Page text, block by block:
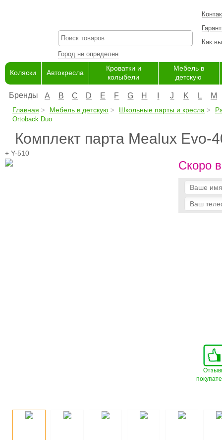
Город не определен
Как
Коляски Автокресла
Кроватки и
колыбели
Мебель в
детскую
Бренды A B C D E F G H J K L M
Главная Мебель в детскую Школьные парты и кресла
Ortoback Duo
Комплект парта Mealux Evo-
+ Y-510
Скоро